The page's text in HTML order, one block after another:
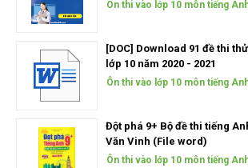
Ôn thi vào lớp 10 môn tiếng
[DOC] Download 91 đề thi
lớp 10 năm 2020 - 2021
Ôn thi vào lớp 10 môn tiếng
Đột phá 9+ Bộ đề thi tiếng
Văn Vinh (File word)
Ôn thi vào lớp 10 môn tiếng